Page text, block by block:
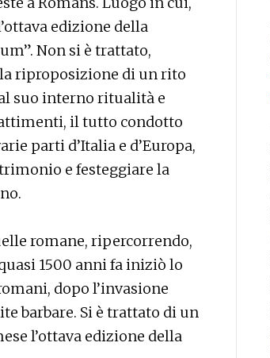
edizione della
Non si è trattato,
riproposizione di un rito
suo interno ritualità e
il tutto condotto
parti d’Italia e d’Europa,
e festeggiare la
romane, ripercorrendo,
1500 anni fa iniziò lo
dopo l’invasione
barbare. Si è trattato di un
l’ottava edizione della